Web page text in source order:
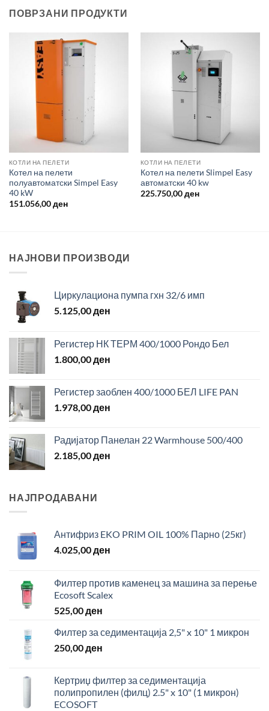
ПОВРЗАНИ ПРОДУКТИ
КОТЛИ НА ПЕЛЕТИ
Котел на пелети
полуавтоматски Simpel Easy
40 kW
151.056,00ден
КОТЛИ НА ПЕЛЕТИ
Котел на пелети Slimpel Easy
автоматски 40 kw
225.750,00ден
НАЈНОВИ ПРОИЗВОДИ
Циркулациона пумпа гхн 32/6 имп
5.125,00 ден
Регистер НК ТЕРМ 400/1000 Рондо Бел
1.800,00 ден
Регистер заоблен 400/1000 БЕЛ LIFE PAN
1.978,00 ден
Радијатор Панелан 22 Warmhouse 500/400
2.185,00 ден
НАЈПРОДАВАНИ
Антифриз EKO PRIM OIL 100% Парно (25кг)
4.025,00ден
Филтер против каменец за машина за перење
Ecosoft Scalex
525,00ден
Филтер за седиментација 2,5" x 10" 1 микрон
250,00ден
Кертриџ филтер за седиментација
полипропилен (филц) 2.5" x 10" (1 микрон)
ECOSOFT